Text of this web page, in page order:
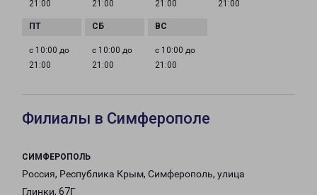
21:00
21:00
21:00
21:00
с 10:00 до
21:00
с 10:00 до
21:00
с 10:00 до
21:00
Филиалы в Симферополе
СИМФЕРОПОЛЬ
Россия, Республика Крым, Симферополь, улица
Глинки, 67Г